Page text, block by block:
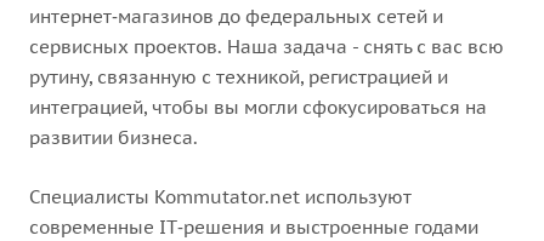
интернет‑магазинов до федеральных сетей и
сервисных проектов. Наша задача - снять с вас всю
рутину, связанную с техникой, регистрацией и
интеграцией, чтобы вы могли сфокусироваться на
развитии бизнеса.
Специалисты Kommutator.net используют
современные IT‑решения и выстроенные годами